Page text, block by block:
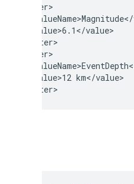
<parameter>
      <value>6.1</value>
</parameter>
<parameter>
      <value>12 km</value>